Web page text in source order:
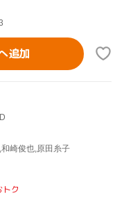
追加
崎俊也,原田糸子
ク